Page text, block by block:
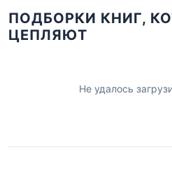
ПОДБОРКИ КНИГ,
ЦЕПЛЯЮТ
Не удалось